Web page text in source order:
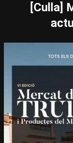
[Culla]